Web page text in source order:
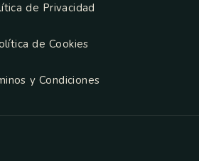
de Privacidad
de Cookies
y Condiciones